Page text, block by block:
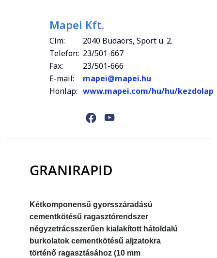
Mapei Kft.
Cím:
2040 Budaörs, Sport u. 2.
Telefon: 23/501-667
Fax:
23/501-666
E-mail:
mapei@mapei.hu
Honlap: www.mapei.com/hu/hu/kezdolap
GRANIRAPID
Kétkomponensű gyorsszáradású
cementkötésű ragasztórendszer
négyzetrácsszerűen kialakított hátoldalú
burkolatok cementkötésű aljzatokra
történő ragasztásához (10 mm